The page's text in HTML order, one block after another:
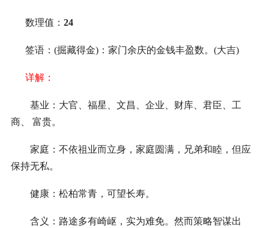
数理值： 24
签语：(掘藏得金)：家门余庆的金钱丰盈数。(大吉)
详解：
基业：大官、福星、文昌、企业、财库、君臣、工
商、 富贵。
家庭：不依祖业而立身，家庭圆满，兄弟和睦，但应
保持无私。
健康：松柏常青，可望长寿。
含义：路途多有崎岖，实为难免。然而策略智谋出